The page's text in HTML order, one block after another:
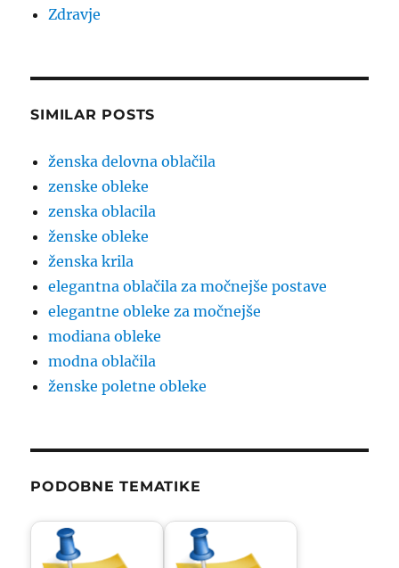
Zdravje
SIMILAR POSTS
ženska delovna oblačila
zenske obleke
zenska oblacila
ženske obleke
ženska krila
elegantna oblačila za močnejše postave
elegantne obleke za močnejše
modiana obleke
modna oblačila
ženske poletne obleke
PODOBNE TEMATIKE